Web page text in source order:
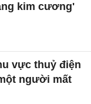
kim cương'
vực thuỷ điện
người mất